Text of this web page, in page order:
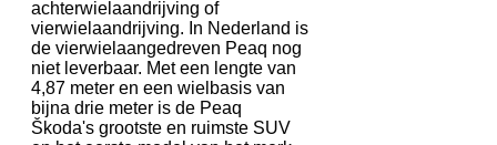
achterwielaandrijving of
vierwielaandrijving. In Nederland is
de vierwielaangedreven Peaq nog
niet leverbaar. Met een lengte van
4,87 meter en een wielbasis van
bijna drie meter is de Peaq
Škoda's grootste en ruimste SUV